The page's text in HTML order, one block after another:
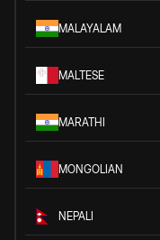
MALAYALAM
MALTESE
MARATHI
MONGOLIAN
NEPALI